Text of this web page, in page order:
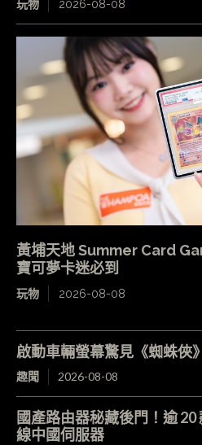
玩物 2026-08-08
黃埔天地 Summer Card
寶可夢卡迷必到
玩物 2026-08-08
啟動車輛螢幕驚見《蜘蛛俠
趣聞 2026-08-08
國產路由器秘藏後門！逾 20
線中國伺服器